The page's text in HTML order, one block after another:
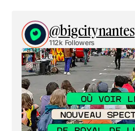
@bigcitynantes
112k Followers